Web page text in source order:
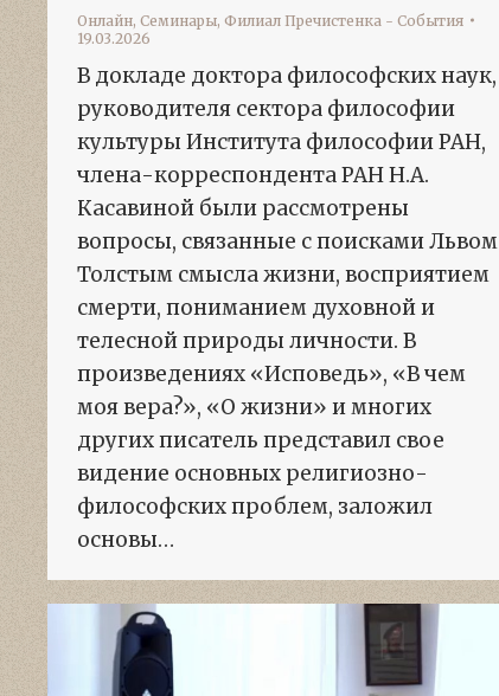
Онлайн, Семинары, Филиал Пречистенка - События
19.03.2026
В докладе доктора философских наук,
руководителя сектора философии
культуры Института философии РАН,
члена-корреспондента РАН Н.А.
Касавиной были рассмотрены
вопросы, связанные с поисками Львом
Толстым смысла жизни, восприятием
смерти, пониманием духовной и
телесной природы личности. В
произведениях «Исповедь», «В чем
моя вера?», «О жизни» и многих
других писатель представил свое
видение основных религиозно-
философских проблем, заложил
основы…